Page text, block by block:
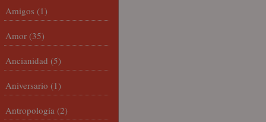
Amigos (1)
Amor (35)
Ancianidad (5)
Aniversario (1)
Antropología (2)